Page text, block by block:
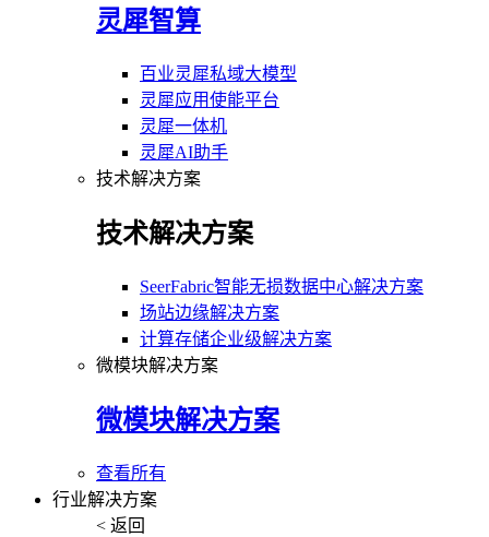
灵犀智算
百业灵犀私域大模型
灵犀应用使能平台
灵犀一体机
灵犀AI助手
技术解决方案
技术解决方案
SeerFabric智能无损数据中心解决方案
场站边缘解决方案
计算存储企业级解决方案
微模块解决方案
微模块解决方案
查看所有
行业解决方案
< 返回